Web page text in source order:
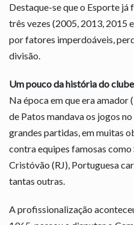
Destaque-se que o Esporte já
três vezes (2005, 2013, 2015
por fatores imperdoáveis,
divisão.
Um pouco da história do clube
Na época em que era
de Patos mandava os jogos
grandes partidas, em muitas
contra equipes famosas
Cristóvão (RJ), Portuguesa
tantas outras.
A profissionalização